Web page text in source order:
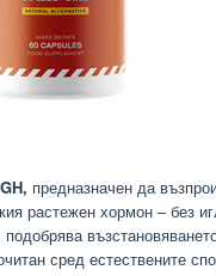
предназначен да
растежен хормон – без
сред естествените